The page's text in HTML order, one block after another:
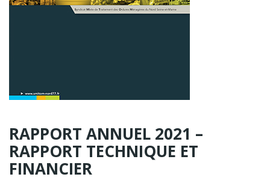
RAPPORT ANNUEL 2021 –
RAPPORT TECHNIQUE ET
FINANCIER